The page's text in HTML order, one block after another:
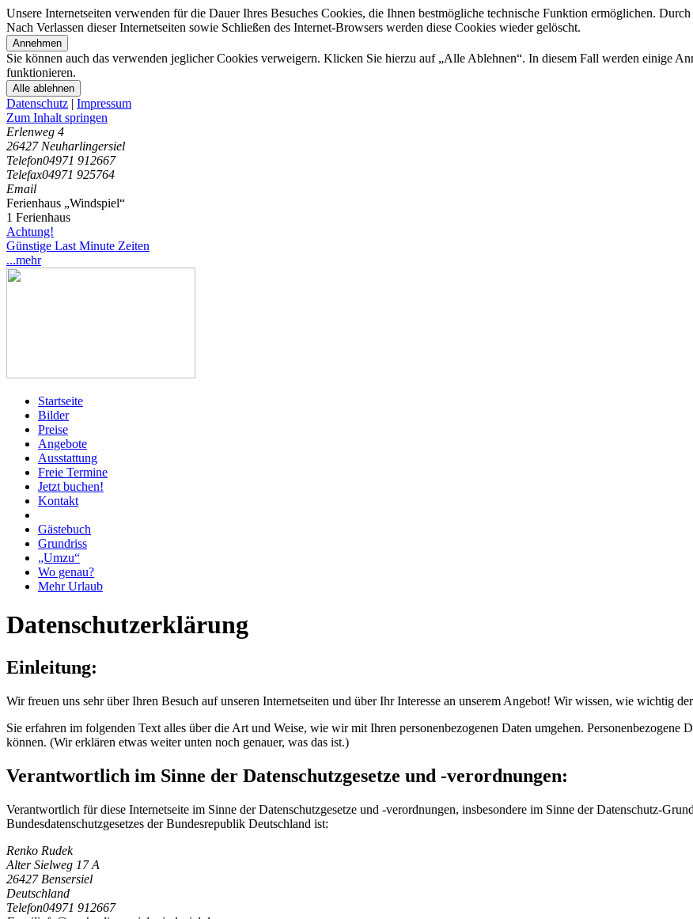
Unsere Internetseiten verwenden für die Dauer Ihres Besuches Cookies, die Ihnen bestmögliche technische Funktion ermöglichen.
Nach Verlassen dieser Internetseiten sowie Schließen des Internet-Browsers werden diese Cookies wieder gelöscht.
Annehmen
Sie können auch das verwenden jeglicher Cookies verweigern. Klicken Sie hierzu auf „Alle Ablehnen“. In diesem Fall werden einige
funktionieren.
Alle ablehnen
Datenschutz | Impressum
Zum Inhalt springen
Erlenweg 4
26427 Neuharlingersiel
Telefon04971 912667
Telefax04971 925764
Email
Ferienhaus „Windspiel“
1 Ferienhaus
Achtung!
Günstige Last Minute Zeiten
...mehr
Startseite
Bilder
Preise
Angebote
Ausstattung
Freie Termine
Jetzt buchen!
Kontakt
Gästebuch
Grundriss
„Umzu“
Wo genau?
Mehr Urlaub
Datenschutzerklärung
Einleitung:
Wir freuen uns sehr über Ihren Besuch auf unseren Internetseiten und über Ihr Interesse an unserem Angebot! Wir wissen, wie wichtig
Sie erfahren im folgenden Text alles über die Art und Weise, wie wir mit Ihren personenbezogenen Daten umgehen.
können. (Wir erklären etwas weiter unten noch genauer, was das ist.)
Verantwortlich im Sinne der Datenschutzgesetze und -verordnungen:
Verantwortlich für diese Internetseite im Sinne der Datenschutzgesetze und -verordnungen, insbesondere im Sinne der Datenschutz-
Bundesdatenschutzgesetzes der Bundesrepublik Deutschland ist:
Renko Rudek
Alter Sielweg 17 A
26427 Bensersiel
Deutschland
Telefon04971 912667